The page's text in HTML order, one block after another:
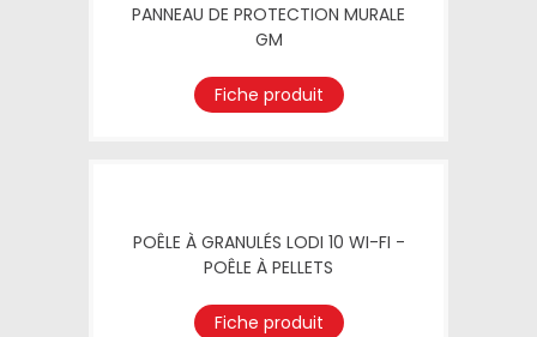
PANNEAU DE PROTECTION MURALE
GM
Fiche produit
POÊLE À GRANULÉS LODI 10 WI-FI -
POÊLE À PELLETS
Fiche produit